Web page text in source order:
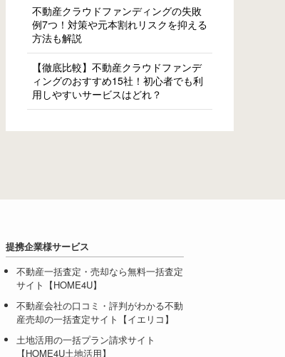
不動産クラウドファンディングの失敗
例7つ！対策や元本割れリスクを抑える
方法も解説
【徹底比較】不動産クラウドファンデ
ィングのおすすめ15社！初心者でも利
用しやすいサービスはどれ？
提携企業様サービス
不動産一括査定・売却なら無料一括査定
サイト【HOME4U】
不動産会社の口コミ・評判がわかる不動
産売却の一括査定サイト【イエリコ】
土地活用の一括プラン請求サイト
【HOME4U土地活用】